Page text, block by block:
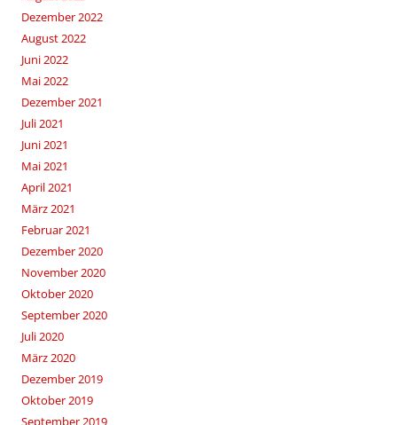
Dezember 2022
August 2022
Juni 2022
Mai 2022
Dezember 2021
Juli 2021
Juni 2021
Mai 2021
April 2021
März 2021
Februar 2021
Dezember 2020
November 2020
Oktober 2020
September 2020
Juli 2020
März 2020
Dezember 2019
Oktober 2019
September 2019